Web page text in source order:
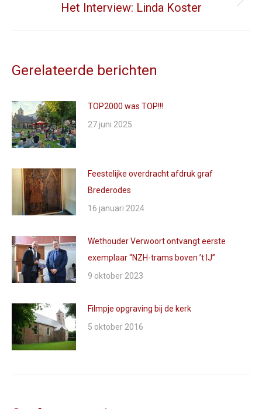
Next
Het Interview: Linda Koster
Gerelateerde berichten
TOP2000 was TOP!!!
27 juni 2025
Feestelijke overdracht afdruk graf
Brederodes
16 januari 2024
Wethouder Verwoort ontvangt eerste
exemplaar “NZH-trams boven ’t IJ”
9 oktober 2023
Filmpje opgraving bij de kerk
5 oktober 2016